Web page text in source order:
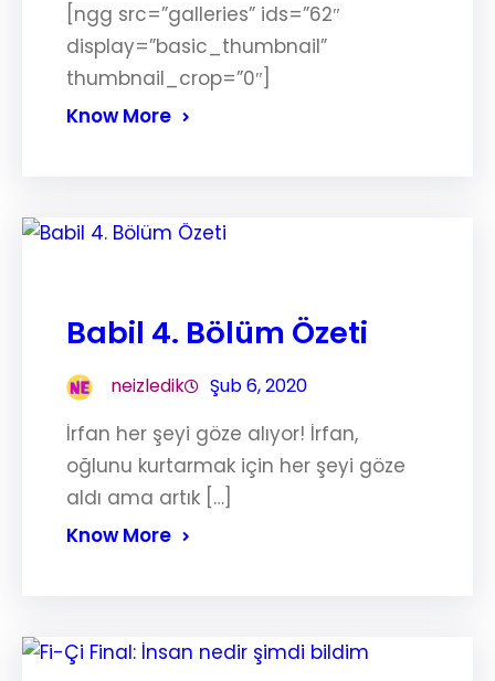
[ngg src=”galleries” ids=”62″
display=”basic_thumbnail”
thumbnail_crop=”0″]
Know More
Babil 4. Bölüm Özeti
neizledik Şub 6, 2020
İrfan her şeyi göze alıyor! İrfan,
oğlunu kurtarmak için her şeyi göze
aldı ama artık […]
Know More